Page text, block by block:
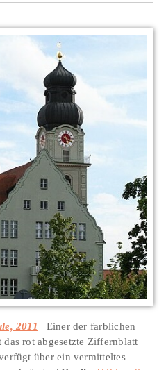
2011
Einer der farblichen
das rot abgesetzte Ziffernblatt
über ein vermitteltes